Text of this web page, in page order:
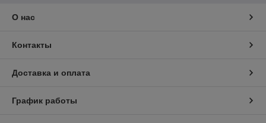
О нас
Контакты
Доставка и оплата
График работы